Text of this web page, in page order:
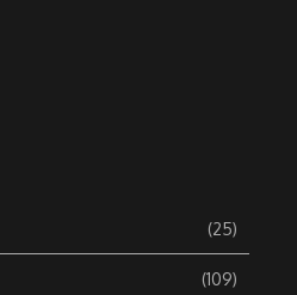
(25)
(109)